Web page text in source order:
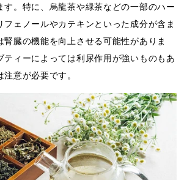
す。特に、烏龍茶や緑茶などの一部のハー
フェノールやカテキンといった成分が含ま
臓の機能を向上させる可能性がありま
ティーによっては利尿作用が強いものもあ
意が必要です。